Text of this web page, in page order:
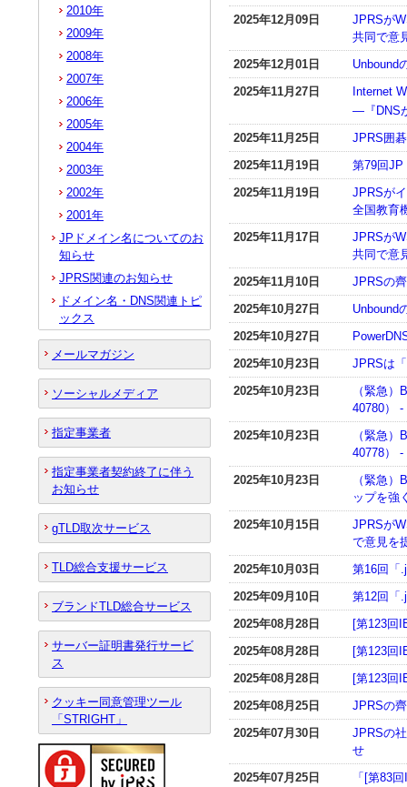
2025年12月09日
JPRSが
共同で意
2025年12月01日
Unbound
2025年11月27日
Internet
―『DNS
2025年11月25日
JPRS囲
2025年11月19日
第79回JP
2025年11月19日
JPRSが
全国教育
2025年11月17日
JPRSが
共同で意
2025年11月10日
JPRSの
2025年10月27日
Unbound
2025年10月27日
2025年10月23日
JPRSは
2025年10月23日
（緊急
40780）
2025年10月23日
（緊急
40778）
2025年10月23日
（緊急
ップを強
2025年10月15日
JPRSが
で意見を
2025年10月03日
第16回「
2025年09月10日
第12回「
2025年08月28日
[第123回
2025年08月28日
[第123回
2025年08月28日
[第123回
2025年08月25日
JPRSの
2025年07月30日
JPRSの
せ
2025年07月25日
「[第83
2010年
2009年
2008年
2007年
2006年
2005年
2004年
2003年
2002年
2001年
JPドメイン名についてのお
知らせ
JPRS関連のお知らせ
ドメイン名・DNS関連トピ
ックス
メールマガジン
ソーシャルメディア
指定事業者
指定事業者契約終了に伴う
お知らせ
gTLD取次サービス
TLD総合支援サービス
ブランドTLD総合サービス
サーバー証明書発行サービ
ス
クッキー同意管理ツール
「STRIGHT」